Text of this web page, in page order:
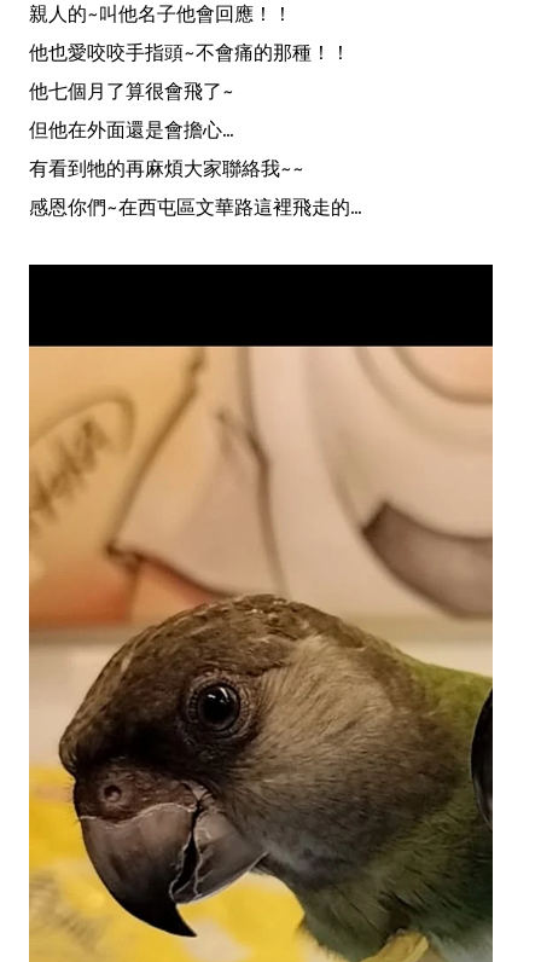
親人的~叫他名子他會回應！！
他也愛咬咬手指頭~不會痛的那種！！
他七個月了算很會飛了~
但他在外面還是會擔心...
有看到牠的再麻煩大家聯絡我~~
感恩你們~在西屯區文華路這裡飛走的...